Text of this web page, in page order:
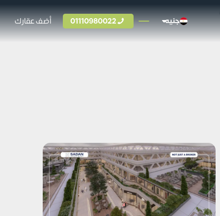
جنيه 01110980022 أضف عقارك